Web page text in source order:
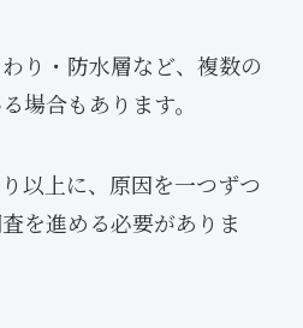
り・防水層など、複数の
場合もあります。
以上に、原因を一つずつ
を進める必要がありま